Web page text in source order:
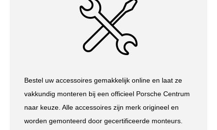
Bestel uw accessoires gemakkelijk online en laat ze
vakkundig monteren bij een officieel Porsche Centrum
naar keuze. Alle accessoires zijn merk origineel en
worden gemonteerd door gecertificeerde monteurs.